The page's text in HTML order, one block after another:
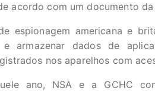
acordo com um documento
espionagem americana e
armazenar dados de
nos aparelhos com
ano, NSA e a GCHC